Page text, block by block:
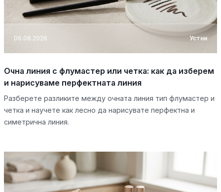
06.08.2026 Устни
Очна линия с флумастер или четка: как да изберем
и нарисуваме перфектната линия
Разберете разликите между очната линия тип флумастер и
четка и научете как лесно да нарисувате перфектна и
симетрична линия.